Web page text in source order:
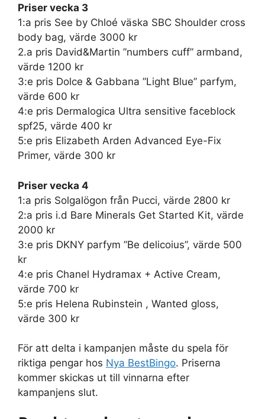
Priser vecka 3
1:a pris See by Chloé väska SBC Shoulder cross
body bag, värde 3000 kr
2.a pris David&Martin ”numbers cuff” armband,
värde 1200 kr
3:e pris Dolce & Gabbana ”Light Blue” parfym,
värde 600 kr
4:e pris Dermalogica Ultra sensitive faceblock
spf25, värde 400 kr
5:e pris Elizabeth Arden Advanced Eye-Fix
Primer, värde 300 kr
Priser vecka 4
1:a pris Solgalögon från Pucci, värde 2800 kr
2:a pris i.d Bare Minerals Get Started Kit, värde
2000 kr
3:e pris DKNY parfym ”Be delicoius”, värde 500
kr
4:e pris Chanel Hydramax + Active Cream,
värde 700 kr
5:e pris Helena Rubinstein , Wanted gloss,
värde 300 kr
För att delta i kampanjen måste du spela för
riktiga pengar hos Nya BestBingo. Priserna
kommer skickas ut till vinnarna efter
kampanjens slut.